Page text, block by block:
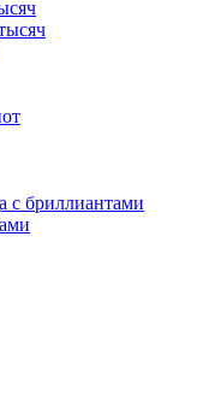
с бриллиантами